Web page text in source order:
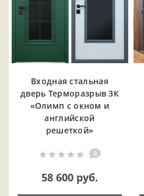
Входная cтальная
дверь Терморазрыв 3К
«Олимп с окном и
английской
решеткой»
0
58 600 руб.